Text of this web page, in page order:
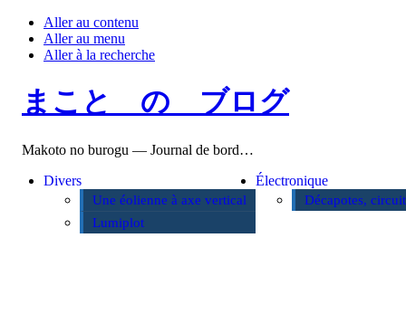
Aller au contenu
Aller au menu
Aller à la recherche
まこと の ブログ
Makoto no burogu — Journal de bord…
Divers
Une éolienne à axe vertical
Lumiplot
Électronique
Décapotes,